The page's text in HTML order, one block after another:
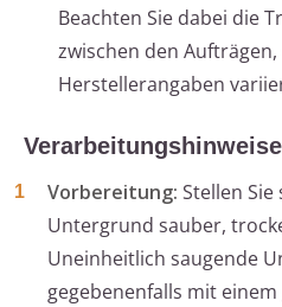
Beachten Sie dabei die
zwischen den Aufträgen,
Herstellerangaben
Verarbeitungshinweise
Vorbereitung: Stellen
Untergrund sauber,
Uneinheitlich saugende
gegebenenfalls mit